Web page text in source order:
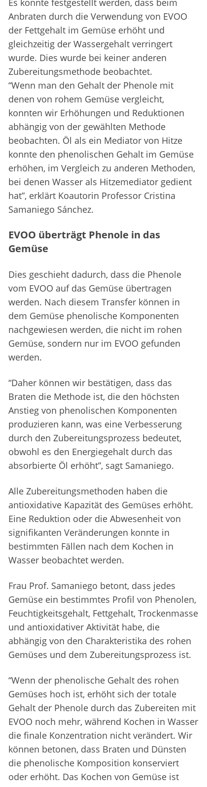
Es konnte festgestellt werden, dass beim
Anbraten durch die Verwendung von EVOO
der Fettgehalt im Gemüse erhöht und
gleichzeitig der Wassergehalt verringert
wurde. Dies wurde bei keiner anderen
Zubereitungsmethode beobachtet.
“Wenn man den Gehalt der Phenole mit
denen von rohem Gemüse vergleicht,
konnten wir Erhöhungen und Reduktionen
abhängig von der gewählten Methode
beobachten. Öl als ein Mediator von Hitze
konnte den phenolischen Gehalt im Gemüse
erhöhen, im Vergleich zu anderen Methoden,
bei denen Wasser als Hitzemediator gedient
hat”, erklärt Koautorin Professor Cristina
Samaniego Sánchez.
EVOO überträgt Phenole in das
Gemüse
Dies geschieht dadurch, dass die Phenole
vom EVOO auf das Gemüse übertragen
werden. Nach diesem Transfer können in
dem Gemüse phenolische Komponenten
nachgewiesen werden, die nicht im rohen
Gemüse, sondern nur im EVOO gefunden
werden.
“Daher können wir bestätigen, dass das
Braten die Methode ist, die den höchsten
Anstieg von phenolischen Komponenten
produzieren kann, was eine Verbesserung
durch den Zubereitungsprozess bedeutet,
obwohl es den Energiegehalt durch das
absorbierte Öl erhöht”, sagt Samaniego.
Alle Zubereitungsmethoden haben die
antioxidative Kapazität des Gemüses erhöht.
Eine Reduktion oder die Abwesenheit von
signifikanten Veränderungen konnte in
bestimmten Fällen nach dem Kochen in
Wasser beobachtet werden.
Frau Prof. Samaniego betont, dass jedes
Gemüse ein bestimmtes Profil von Phenolen,
Feuchtigkeitsgehalt, Fettgehalt, Trockenmasse
und antioxidativer Aktivität habe, die
abhängig von den Charakteristika des rohen
Gemüses und dem Zubereitungsprozess ist.
“Wenn der phenolische Gehalt des rohen
Gemüses hoch ist, erhöht sich der totale
Gehalt der Phenole durch das Zubereiten mit
EVOO noch mehr, während Kochen in Wasser
die finale Konzentration nicht verändert. Wir
können betonen, dass Braten und Dünsten
die phenolische Komposition konserviert
oder erhöht. Das Kochen von Gemüse ist